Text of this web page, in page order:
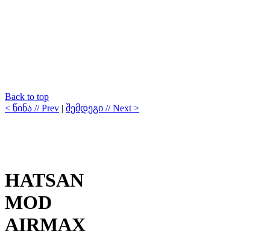
Back to top
< წინა // Prev | შემდეგი // Next >
HATSAN
MOD
AIRMAX